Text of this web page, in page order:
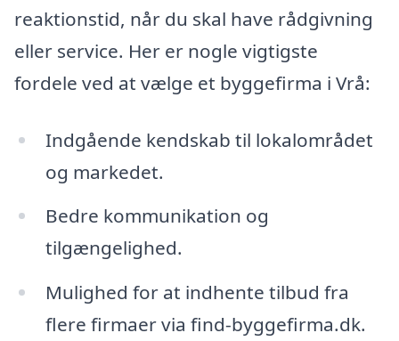
reaktionstid, når du skal have rådgivning
eller service. Her er nogle vigtigste
fordele ved at vælge et byggefirma i Vrå:
Indgående kendskab til lokalområdet
og markedet.
Bedre kommunikation og
tilgængelighed.
Mulighed for at indhente tilbud fra
flere firmaer via find-byggefirma.dk.